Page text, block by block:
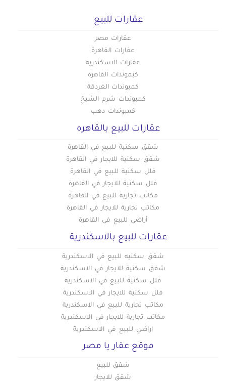
عقارات للبيع
عقارات مصر
عقارات القاهرة
عقارات الاسكندرية
كبموندات القاهرة
كمبوندات الغردقة
كمبوندات شرم الشيخ
كمبوندات دهب
عقارات للبيع بالقاهره
شقق سكنية للبيع في القاهرة
شقق سكنية للايجار في القاهرة
فلل سكنية للبيع في القاهرة
فلل سكنية للايجار في القاهرة
مكاتب تجارية للبيع في القاهرة
مكاتب تجارية للايجار في القاهرة
أراضي للبيع في القاهرة
عقارات للبيع بالاسكندرية
شقق سكنيه للبيع في الاسكندرية
شقق سكنية للايجار في الاسكندرية
فلل سكنية للبيع في الاسكندرية
فلل سكنية للايجار في الاسكندرية
مكاتب تجارية للبيع في الاسكندرية
مكاتب تجارية للايجار في الاسكندرية
اراضي للبيع في الاسكندرية
موقع عقار يا مصر
شقق للبيع
شقق للايجار